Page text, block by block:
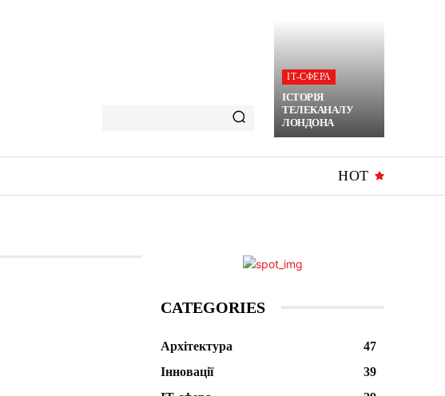
ІТ-СФЕРА
ІСТОРІЯ
ТЕЛЕКАНАЛУ
ЛОНДОНА
HOT
CATEGORIES
Архітектура
47
Інновації
39